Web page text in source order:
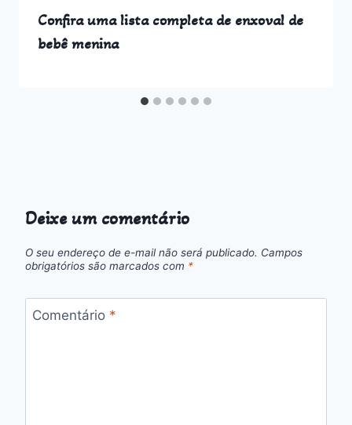
Confira uma lista completa de enxoval de
bebê menina
Deixe um comentário
O seu endereço de e-mail não será publicado. Campos
obrigatórios são marcados com *
Comentário *